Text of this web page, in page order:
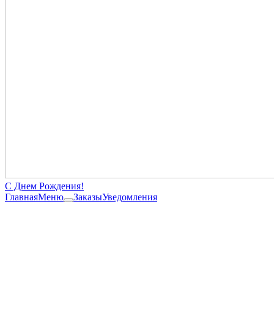
С Днем Рождения!
ГлавнаяМеню ЗаказыУведомления